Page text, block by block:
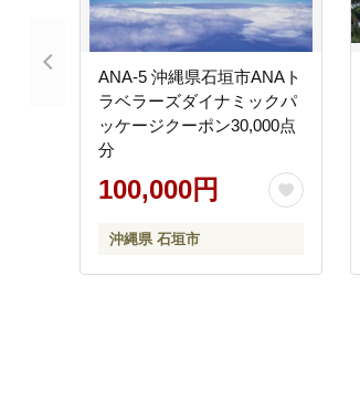
ANA-5 沖縄県石垣市ANAト
ラベラーズダイナミックパ
ッケージクーポン30,000点
分
100,000円
沖縄県 石垣市